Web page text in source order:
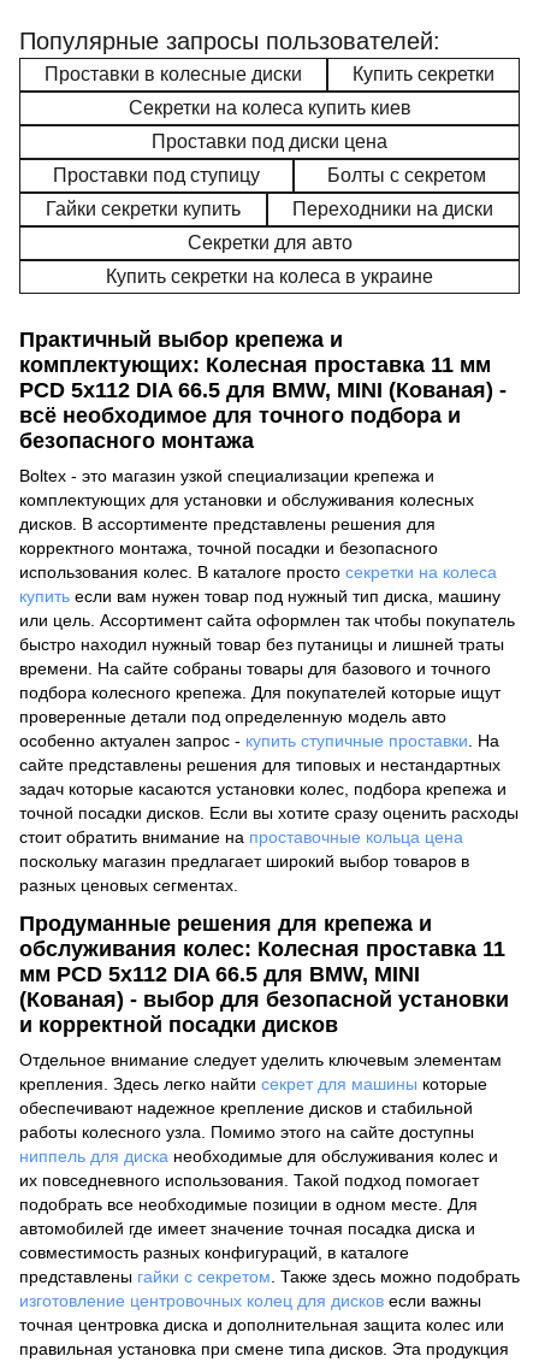
Популярные запросы пользователей:
Проставки в колесные диски
Купить секретки
Секретки на колеса купить киев
Проставки под диски цена
Проставки под ступицу
Болты с секретом
Гайки секретки купить
Переходники на диски
Секретки для авто
Купить секретки на колеса в украине
Практичный выбор крепежа и
комплектующих: Колесная проставка 11 мм
PCD 5x112 DIA 66.5 для BMW, MINI (Кованая) -
всё необходимое для точного подбора и
безопасного монтажа
Boltex - это магазин узкой специализации крепежа и
комплектующих для установки и обслуживания колесных
дисков. В ассортименте представлены решения для
корректного монтажа, точной посадки и безопасного
использования колес. В каталоге просто секретки на колеса
купить если вам нужен товар под нужный тип диска, машину
или цель. Ассортимент сайта оформлен так чтобы покупатель
быстро находил нужный товар без путаницы и лишней траты
времени. На сайте собраны товары для базового и точного
подбора колесного крепежа. Для покупателей которые ищут
проверенные детали под определенную модель авто
особенно актуален запрос - купить ступичные проставки. На
сайте представлены решения для типовых и нестандартных
задач которые касаются установки колес, подбора крепежа и
точной посадки дисков. Если вы хотите сразу оценить расходы
стоит обратить внимание на проставочные кольца цена
поскольку магазин предлагает широкий выбор товаров в
разных ценовых сегментах.
Продуманные решения для крепежа и
обслуживания колес: Колесная проставка 11
мм PCD 5x112 DIA 66.5 для BMW, MINI
(Кованая) - выбор для безопасной установки
и корректной посадки дисков
Отдельное внимание следует уделить ключевым элементам
крепления. Здесь легко найти секрет для машины которые
обеспечивают надежное крепление дисков и стабильной
работы колесного узла. Помимо этого на сайте доступны
ниппель для диска необходимые для обслуживания колес и
их повседневного использования. Такой подход помогает
подобрать все необходимые позиции в одном месте. Для
автомобилей где имеет значение точная посадка диска и
совместимость разных конфигураций, в каталоге
представлены гайки с секретом . Также здесь можно подобрать
изготовление центровочных колец для дисков если важны
точная центровка диска и дополнительная защита колес или
правильная установка при смене типа дисков. Эта продукция